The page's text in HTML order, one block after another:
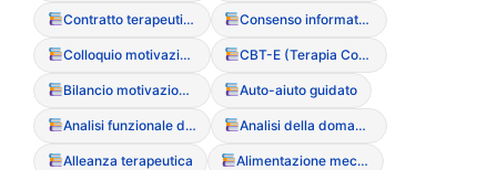
Contratto terapeutico Consenso informato (particolarit? nei minori)
Colloquio motivazionale CBT-E (Terapia Cognitivo Comportamentale Migliorata)
Bilancio motivazionale Auto-aiuto guidato
Analisi funzionale del sintomo Analisi della domanda
Alleanza terapeutica Alimentazione meccanica